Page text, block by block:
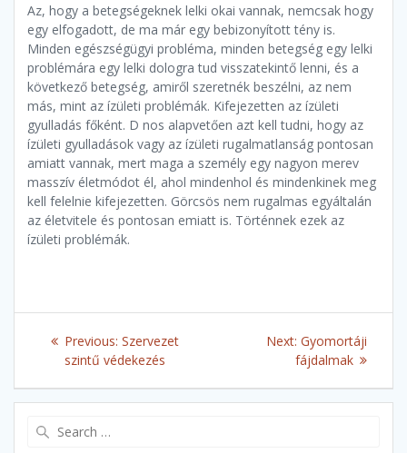
Az, hogy a betegségeknek lelki okai vannak, nemcsak hogy
egy elfogadott, de ma már egy bebizonyított tény is.
Minden egészségügyi probléma, minden betegség egy lelki
problémára egy lelki dologra tud visszatekintő lenni, és a
következő betegség, amiről szeretnék beszélni, az nem
más, mint az ízületi problémák. Kifejezetten az ízületi
gyulladás főként. D nos alapvetően azt kell tudni, hogy az
ízületi gyulladások vagy az ízületi rugalmatlanság pontosan
amiatt vannak, mert maga a személy egy nagyon merev
masszív életmódot él, ahol mindenhol és mindenkinek meg
kell felelnie kifejezetten. Görcsös nem rugalmas egyáltalán
az életvitele és pontosan emiatt is. Történnek ezek az
ízületi problémák.
Post
navigation
Previous: Previous
post:
Szervezet
szintű védekezés
Next: Next
post:
Gyomortáji
fájdalmak